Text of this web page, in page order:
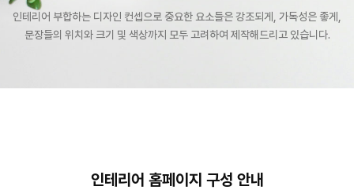
인테리어 부합하는 디자인 컨셉으로 중요한 요소들은 강조되게, 가독성은 좋게,
문장들의 위치와 크기 및 색상까지 모두 고려하여 제작해드리고 있습니다.
인테리어 홈페이지 구성 안내